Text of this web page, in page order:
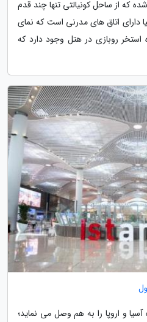
4 ستاره واقع شده که از ساحل کونیالتی تنها چند قدم
دارای اتاق های مدرنی است که نمای
استخر روبازی در هتل وجود دارد که
و اروپا را به هم وصل می نماید؛